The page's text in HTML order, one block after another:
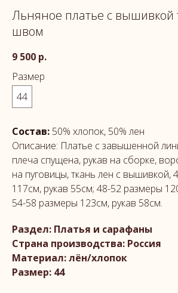
Льняное платье с
швом
9 500 р.
Размер
44
Состав: 50% хлопок, 50% лен
Описание: Платье с завышенной
плеча спущена, рукав на сборке,
на пуговицы, ткань лен с вышивкой,
117см, рукав 55см; 48-52 размеры
54-58 размеры 123см, рукав 58см.
Раздел: Платья и сарафаны
Страна производства: Россия
Материал: лён/хлопок
Размер: 44